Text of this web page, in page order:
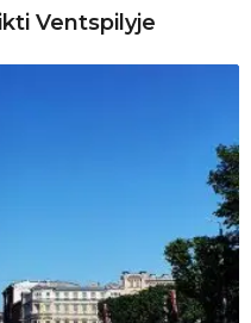
Ventspilyje